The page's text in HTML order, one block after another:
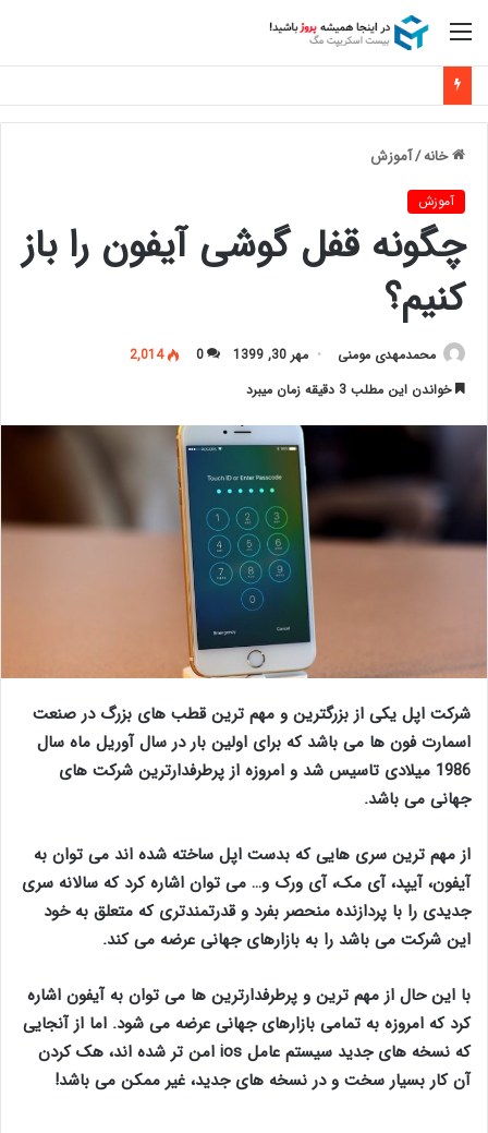
منو
خانه/آموزش
آموزش
چگونه قفل گوشی آیفون را باز
کنیم؟
محمدمهدی مومنی مهر 30, 1399 0
2,014
خواندن این مطلب 3 دقیقه زمان میبرد
شرکت اپل یکی از بزرگترین و مهم ترین قطب های بزرگ در صنعت
اسمارت فون ها می باشد که برای اولین بار در سال آوریل ماه سال
1986 میلادی تاسیس شد و امروزه از پرطرفدارترین شرکت های
جهانی می باشد.
از مهم ترین سری هایی که بدست اپل ساخته شده اند می توان به
آیفون، آیپد، آی مک، آی ورک و… می توان اشاره کرد که سالانه سری
جدیدی را با پردازنده منحصر بفرد و قدرتمندتری که متعلق به خود
این شرکت می باشد را به بازارهای جهانی عرضه می کند.
با این حال از مهم ترین و پرطرفدارترین ها می توان به آیفون اشاره
کرد که امروزه به تمامی بازارهای جهانی عرضه می شود. اما از آنجایی
که نسخه های جدید سیستم عامل ios امن تر شده اند، هک کردن
آن کار بسیار سخت و در نسخه های جدید، غیر ممکن می باشد!